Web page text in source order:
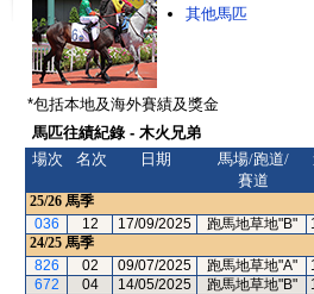
其他馬匹
*包括本地及海外賽績及獎金
馬匹往績紀錄 - 木火兄弟
場次
名次 日期
馬場/跑道/
賽道
25/26 馬季
036
12 17/09/2025 跑馬地草地"B"
24/25 馬季
826
02 09/07/2025 跑馬地草地"A"
672
04 14/05/2025 跑馬地草地"B"